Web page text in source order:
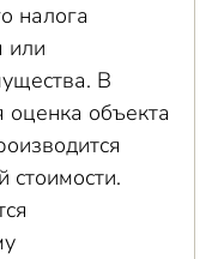
налога
или
В
оценка объекта
стоимости.